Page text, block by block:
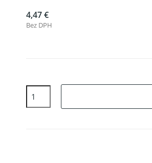
4,47 €
Bez DPH